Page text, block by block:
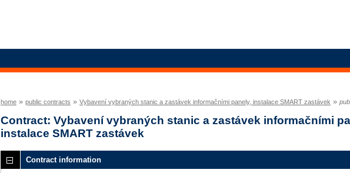
home » public contracts » Vybavení vybraných stanic a zastávek informačními panely, instalace SMART zastávek »
Contract: Vybavení vybraných stanic a zastávek informačními
instalace SMART zastávek
Contract information